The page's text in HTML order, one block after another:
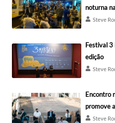
noturna
Steve
Festival 3
edição
Steve
Encontro
promove
Steve